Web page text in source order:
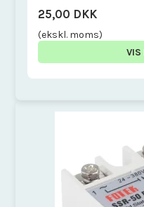
25,00 DKK
(ekskl. moms)
VIS